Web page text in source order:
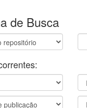
de Busca